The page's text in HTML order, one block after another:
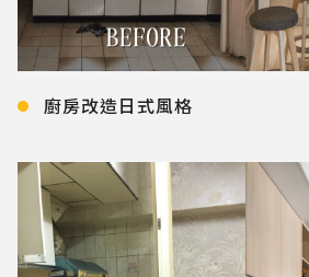
廚房改造日式風格